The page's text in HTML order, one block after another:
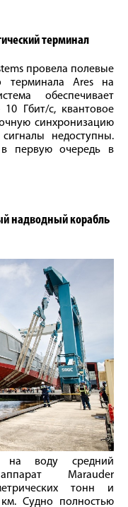
терминал
провела полевые
терминала Ares на
обеспечивает
Гбит/с, квантовое
синхронизацию
недоступны.
в первую очередь в
надводный корабль
на воду средний
Marauder
тонн и
Судно полностью